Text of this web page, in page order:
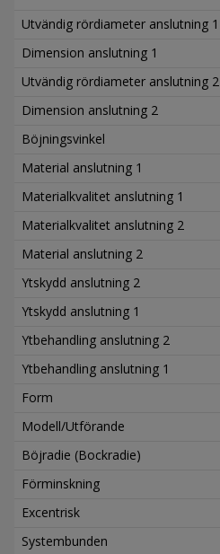
Utvändig rördiameter anslutning 1
Dimension anslutning 1
Utvändig rördiameter anslutning 2
Dimension anslutning 2
Böjningsvinkel
Material anslutning 1
Materialkvalitet anslutning 1
Materialkvalitet anslutning 2
Material anslutning 2
Ytskydd anslutning 2
Ytskydd anslutning 1
Ytbehandling anslutning 2
Ytbehandling anslutning 1
Form
Modell/Utförande
Böjradie (Bockradie)
Förminskning
Excentrisk
Systembunden